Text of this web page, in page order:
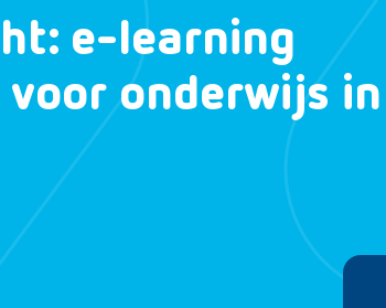
e-learning
onderwijs in